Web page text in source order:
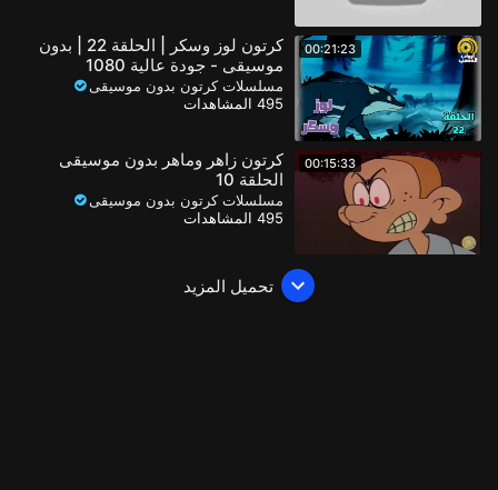
00:21:23
كرتون لوز وسكر | الحلقة 22 | بدون
موسيقى - جودة عالية 1080
مسلسلات كرتون بدون موسيقى
495 المشاهدات
00:15:33
كرتون زاهر وماهر بدون موسيقى
الحلقة 10
مسلسلات كرتون بدون موسيقى
495 المشاهدات
تحميل المزيد